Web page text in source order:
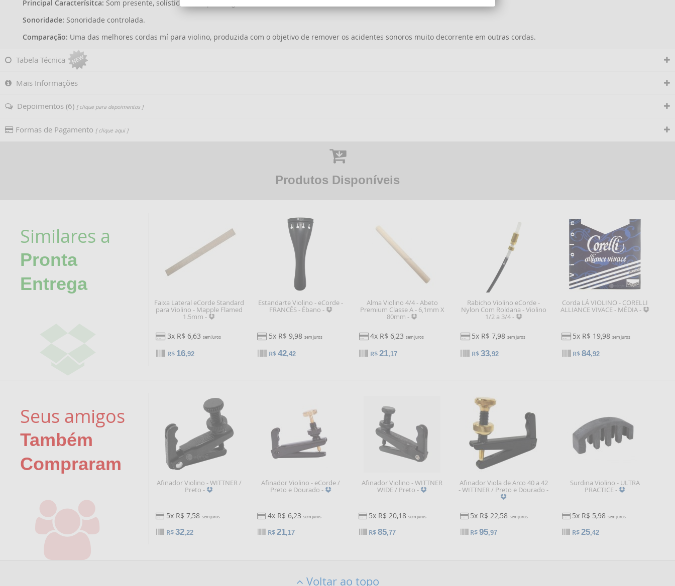
Principal Caracterísitca: Som presente, solística, sem apitos e guichos comum de outras cordas.
Sonoridade: Sonoridade controlada.
Comparação: Uma das melhores cordas mí para violino, produzida com o objetivo de remover os acidentes sonoros muito decorrente em outras cordas.
Tabela Técnica
Mais Informações
Depoimentos (6) [ clique para depoimentos ]
Formas de Pagamento [ clique aqui ]
Produtos Disponíveis
Similares a
Pronta
Entrega
Faixa Lateral eCorde Standard
para Violino - Mapple Flamed
1.5mm -
3x R$ 6,63 sem Juros
R$ 16,92
Estandarte Violino - eCorde -
FRANCÊS - Ébano -
5x R$ 9,98 sem juros
R$42,42
Alma Violino 4/4 - Abeto
Premium Classe A - 6,1mm X
80mm -
4x R$ 6,23sem juros
R$21,17
Rabicho Violino eCorde -
Nylon Com Roldana - Violino
1/2 a 3/4 -
5x R$ 7,98sem juros
R$33,92
Corda LÁ VIOLINO - CORELLI
ALLIANCE VIVACE - MÉDIA -
5x R$ 19,98sem juros
R$84,92
Seus amigos
Também
Compraram
Afinador Violino - WITTNER /
Preto -
5x R$ 7,58 sem juros
R$32,22
Afinador Violino - eCorde /
Preto e Dourado -
4x R$ 6,23 sem juros
R$21,17
Afinador Violino - WITTNER
WIDE / Preto -
5x R$ 20,18sem juros
R$85,77
Afinador Viola de Arco 40 a 42
- WITTNER / Preto e Dourado -
5x R$ 22,58sem juros
R$95,97
Surdina Violino - ULTRA
PRACTICE -
5x R$ 5,98sem juros
R$25,42
Voltar ao topo